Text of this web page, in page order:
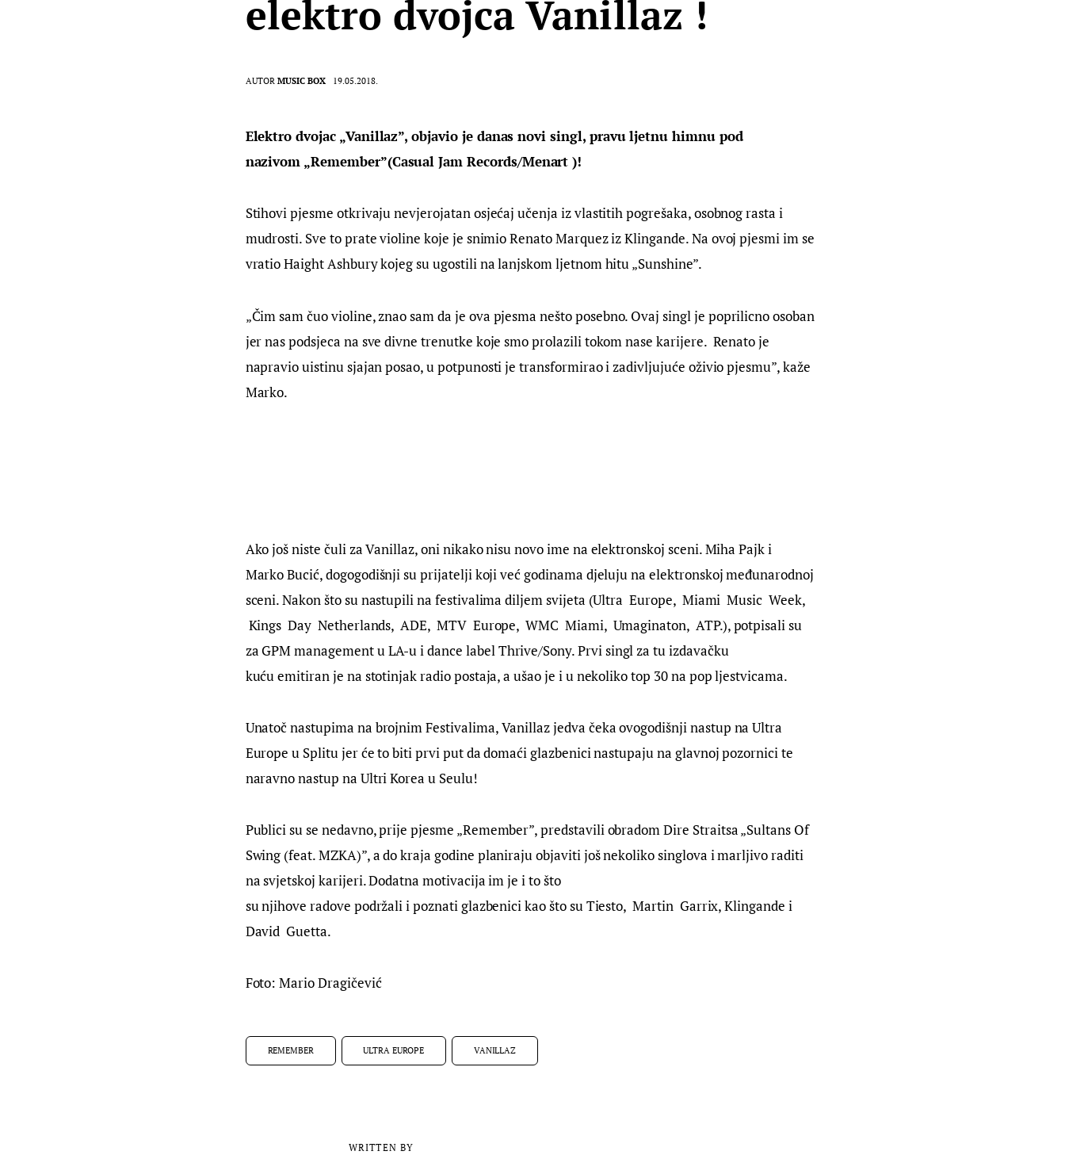
elektro dvojca Vanillaz !
AUTOR MUSIC BOX 19.05.2018.
Elektro dvojac „Vanillaz”, objavio je danas novi singl, pravu ljetnu himnu pod
nazivom „Remember”(Casual Jam Records/Menart )!
Stihovi pjesme otkrivaju nevjerojatan osjećaj učenja iz vlastitih pogrešaka, osobnog rasta i
mudrosti. Sve to prate violine koje je snimio Renato Marquez iz Klingande. Na ovoj pjesmi im se
vratio Haight Ashbury kojeg su ugostili na lanjskom ljetnom hitu „Sunshine”.
„Čim sam čuo violine, znao sam da je ova pjesma nešto posebno. Ovaj singl je poprilicno osoban
jer nas podsjeca na sve divne trenutke koje smo prolazili tokom nase karijere.  Renato je
napravio uistinu sjajan posao, u potpunosti je transformirao i zadivljujuće oživio pjesmu”, kaže
Marko.
Ako još niste čuli za Vanillaz, oni nikako nisu novo ime na elektronskoj sceni. Miha Pajk i
Marko Bucić, dogogodišnji su prijatelji koji već godinama djeluju na elektronskoj međunarodnoj
sceni. Nakon što su nastupili na festivalima diljem svijeta (Ultra  Europe,  Miami  Music  Week,
Kings  Day  Netherlands,  ADE,  MTV  Europe,  WMC  Miami,  Umaginaton,  ATP.), potpisali su
za GPM management u LA-u i dance label Thrive/Sony. Prvi singl za tu izdavačku
kuću emitiran je na stotinjak radio postaja, a ušao je i u nekoliko top 30 na pop ljestvicama.
Unatoč nastupima na brojnim Festivalima, Vanillaz jedva čeka ovogodišnji nastup na Ultra
Europe u Splitu jer će to biti prvi put da domaći glazbenici nastupaju na glavnoj pozornici te
naravno nastup na Ultri Korea u Seulu!
Publici su se nedavno, prije pjesme „Remember”, predstavili obradom Dire Straitsa „Sultans Of
Swing (feat. MZKA)”, a do kraja godine planiraju objaviti još nekoliko singlova i marljivo raditi
na svjetskoj karijeri. Dodatna motivacija im je i to što
su njihove radove podržali i poznati glazbenici kao što su Tiesto,  Martin  Garrix, Klingande i
David  Guetta.
Foto: Mario Dragičević
REMEMBER ULTRA EUROPE VANILLAZ
WRITTEN BY